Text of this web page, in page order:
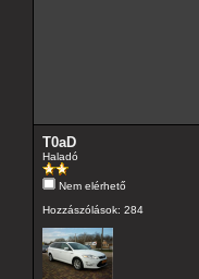
T0aD
Haladó
Nem elérhető
Hozzászólások: 284